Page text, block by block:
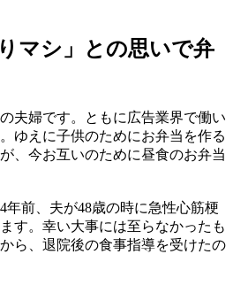
マシ」との思いで弁
夫婦です。ともに広告業界で働い
ゆえに子供のためにお弁当を作る
、今お互いのために昼食のお弁当
年前、夫が48歳の時に急性心筋梗
す。幸い大事には至らなかったも
ら、退院後の食事指導を受けたの